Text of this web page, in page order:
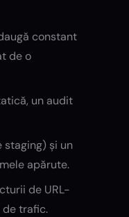
constant
de o
un audit
staging) și un
apărute.
de URL-
trafic.